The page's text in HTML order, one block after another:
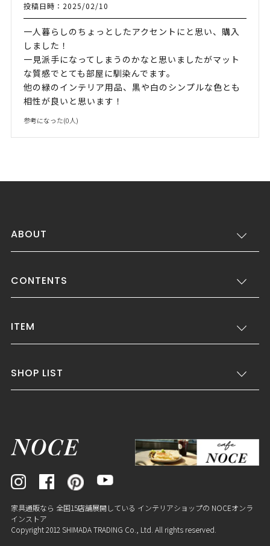
投稿日時：2025/02/10
一人暮らしのちょっとしたアクセントにと思い、購入
しました！
一見派手になってしまうのかなと思いましたがマット
な質感でとても部屋に馴染んでます。
他の緑のインテリア用品、黒や白のシンプルな色とも
相性が良いと思います！
参考になった(0人)
ABOUT
CONTENTS
ITEM
SHOP LIST
家具通販なら 全国15店舗展開している インテリアショップの NOCEオンラ
インストア
Copyright 2012 SHIMADA TRADING Co., Ltd. All rights reserved.